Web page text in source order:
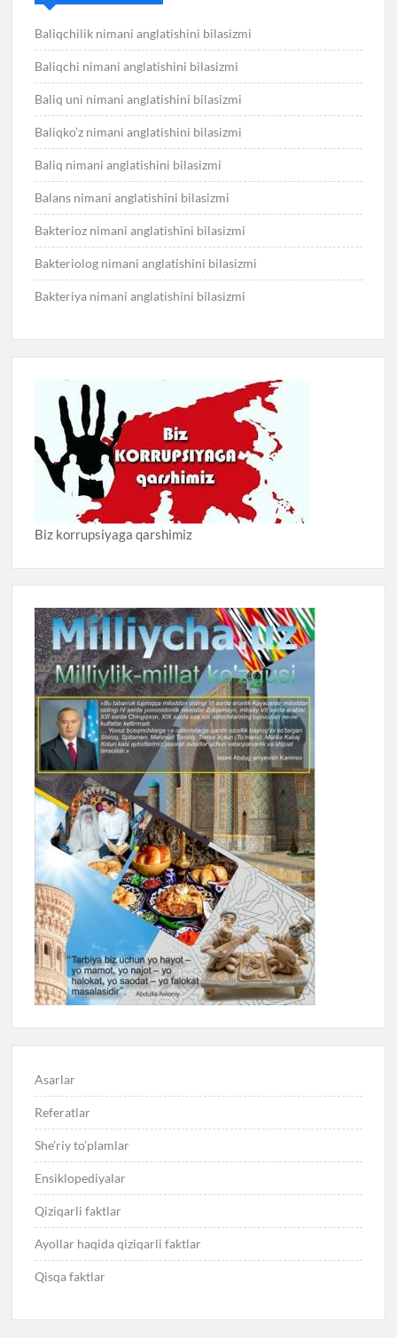
Baliqchilik nimani anglatishini bilasizmi
Baliqchi nimani anglatishini bilasizmi
Baliq uni nimani anglatishini bilasizmi
Baliqko’z nimani anglatishini bilasizmi
Baliq nimani anglatishini bilasizmi
Balans nimani anglatishini bilasizmi
Bakterioz nimani anglatishini bilasizmi
Bakteriolog nimani anglatishini bilasizmi
Bakteriya nimani anglatishini bilasizmi
Biz korrupsiyaga qarshimiz
Asarlar
Referatlar
She’riy to’plamlar
Ensiklopediyalar
Qiziqarli faktlar
Ayollar haqida qiziqarli faktlar
Qisqa faktlar